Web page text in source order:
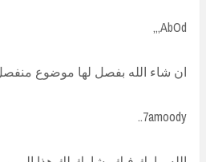
AbOd,,,
ان شاء الله بفصل لها موضوع
7amoody..